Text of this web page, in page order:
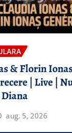
& Florin
| Live |
aug. 5, 2026